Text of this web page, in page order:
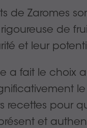
de Zaromes
de
et leur
a fait le choix
le
recettes pour
et